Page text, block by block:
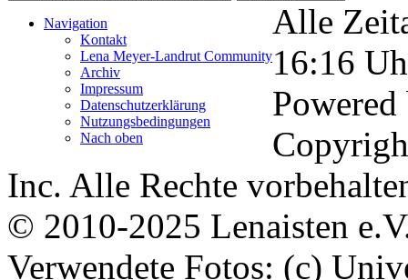
Navigation
Kontakt
Lena Meyer-Landrut Community
Archiv
Impressum
Datenschutzerklärung
Nutzungsbedingungen
Nach oben
Alle
16:16
Inc. Alle Rechte
© 2010-2025 Lenaisten
Verwendete Fotos: (c)